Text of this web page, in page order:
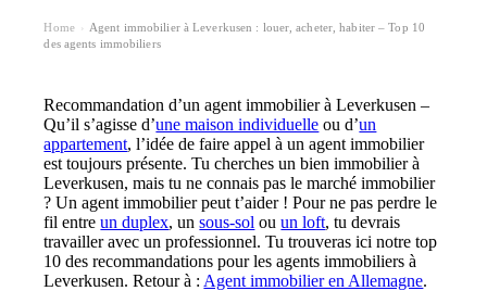
Home
Agent immobilier à Leverkusen : louer, acheter, habiter – Top 10
des agents immobiliers
Recommandation d’un agent immobilier à Leverkusen –
Qu’il s’agisse d’une maison individuelle ou d’un
appartement, l’idée de faire appel à un agent immobilier
est toujours présente. Tu cherches un bien immobilier à
Leverkusen, mais tu ne connais pas le marché immobilier
? Un agent immobilier peut t’aider ! Pour ne pas perdre le
fil entreun duplex, unsous-sol ouun loft, tu devrais
travailler avec un professionnel. Tu trouveras ici notre top
10 des recommandations pour les agents immobiliers à
Leverkusen. Retour à : Agent immobilier en Allemagne.